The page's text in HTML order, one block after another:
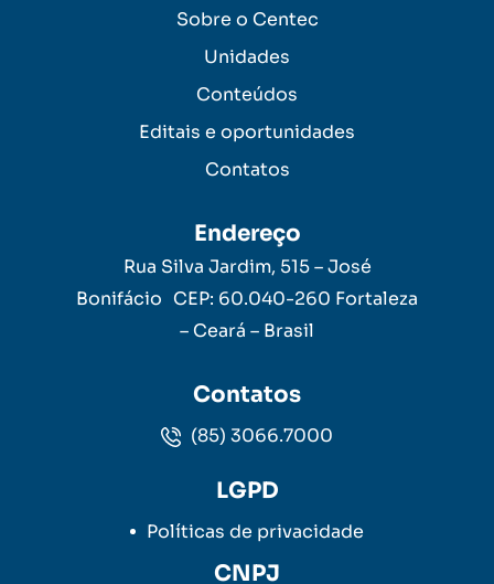
Sobre o Centec
Unidades
Conteúdos
Editais e oportunidades
Contatos
Endereço
Rua Silva Jardim, 515 – José
Bonifácio CEP: 60.040-260 Fortaleza
– Ceará – Brasil
Contatos
(85) 3066.7000
LGPD
Políticas de privacidade
CNPJ